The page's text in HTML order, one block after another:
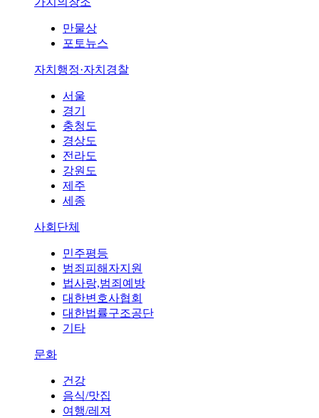
만물상
포토뉴스
자치행정·자치경찰
서울
경기
충청도
경상도
전라도
강원도
제주
세종
사회단체
민주평등
범죄피해자지원
법사랑,범죄예방
대한변호사협회
대한법률구조공단
기타
문화
건강
음식/맛집
여행/레져